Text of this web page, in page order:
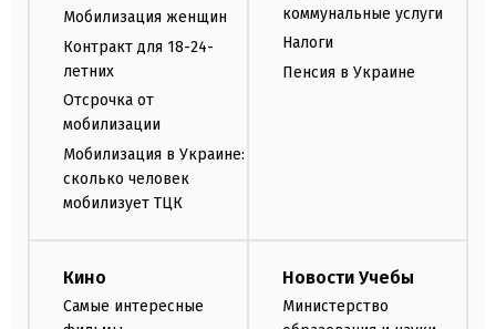
Мобилизация женщин
Контракт для 18-24-
летних
Отсрочка от
мобилизации
Мобилизация в Украине:
сколько человек
мобилизует ТЦК
коммунальные услуги
Налоги
Пенсия в Украине
Кино
Самые интересные
Новости Учебы
Министерство